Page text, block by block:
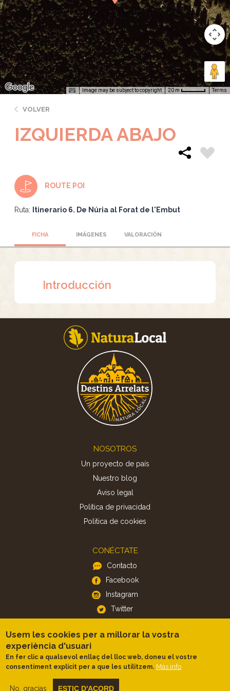
Image may be subject to copyright 20 m Terms
VOLVER
IZQUIERDA ABAJO
ROUTE POI
Ruta: Itinerario 6. De Núria al Forat de l'Embut
FICHA IMÁGENES VALORACIÓN
Introducción
NOSOTROS
Un proyecto de país
Nuestro blog
Aviso legal
Política de privacidad
Politica de cookies
CONÉCTATE
Contacto
Facebook
Instagram
Twitter
APP
iOS
Android
Usem les cookies per a millorar la vostra
experiència d'usuari
En fer clic a qualsevol enllaç del lloc web, doneu el vostre
consentiment explícit per a que les utilitzem. Más info
No, gracias ESTIC D'ACORD